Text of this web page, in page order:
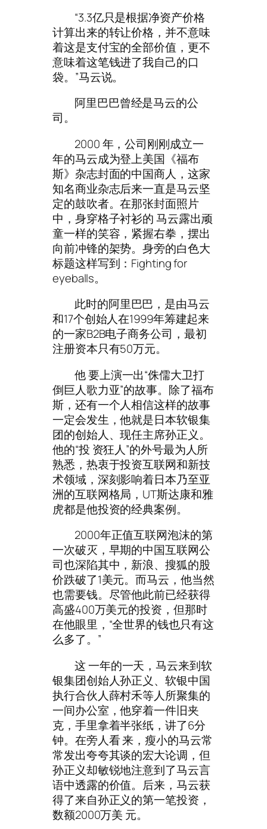
“3.3亿只是根据净资产价格
计算出来的转让价格，并不意味
着这是支付宝的全部价值，更不
意味着这笔钱进了我自己的口
袋。”马云说。
阿里巴巴曾经是马云的公
司。
2000 年，公司刚刚成立一
年的马云成为登上美国《福布
斯》杂志封面的中国商人，这家
知名商业杂志后来一直是马云坚
定的鼓吹者。在那张封面照片
中，身穿格子衬衫的 马云露出顽
童一样的笑容，紧握右拳，摆出
向前冲锋的架势。身旁的白色大
标题这样写到：Fighting for
eyeballs。
此时的阿里巴巴，是由马云
和17个创始人在1999年筹建起来
的一家B2B电子商务公司，最初
注册资本只有50万元。
他 要上演一出“侏儒大卫打
倒巨人歌力亚”的故事。除了福布
斯，还有一个人相信这样的故事
一定会发生，他就是日本软银集
团的创始人、现任主席孙正义。
他的“投 资狂人”的外号最为人所
熟悉，热衷于投资互联网和新技
术领域，深刻影响着日本乃至亚
洲的互联网格局，UT斯达康和雅
虎都是他投资的经典案例。
2000年正值互联网泡沫的第
一次破灭，早期的中国互联网公
司也深陷其中，新浪、搜狐的股
价跌破了1美元。而马云，他当然
也需要钱。尽管他此前已经获得
高盛400万美元的投资，但那时
在他眼里，“全世界的钱也只有这
么多了。”
这 一年的一天，马云来到软
银集团创始人孙正义、软银中国
执行合伙人薛村禾等人所聚集的
一间办公室，他穿着一件旧夹
克，手里拿着半张纸，讲了6分
钟。在旁人看 来，瘦小的马云常
常发出夸夸其谈的宏大论调，但
孙正义却敏锐地注意到了马云言
语中透露的价值。后来，马云获
得了来自孙正义的第一笔投资，
数额2000万美 元。